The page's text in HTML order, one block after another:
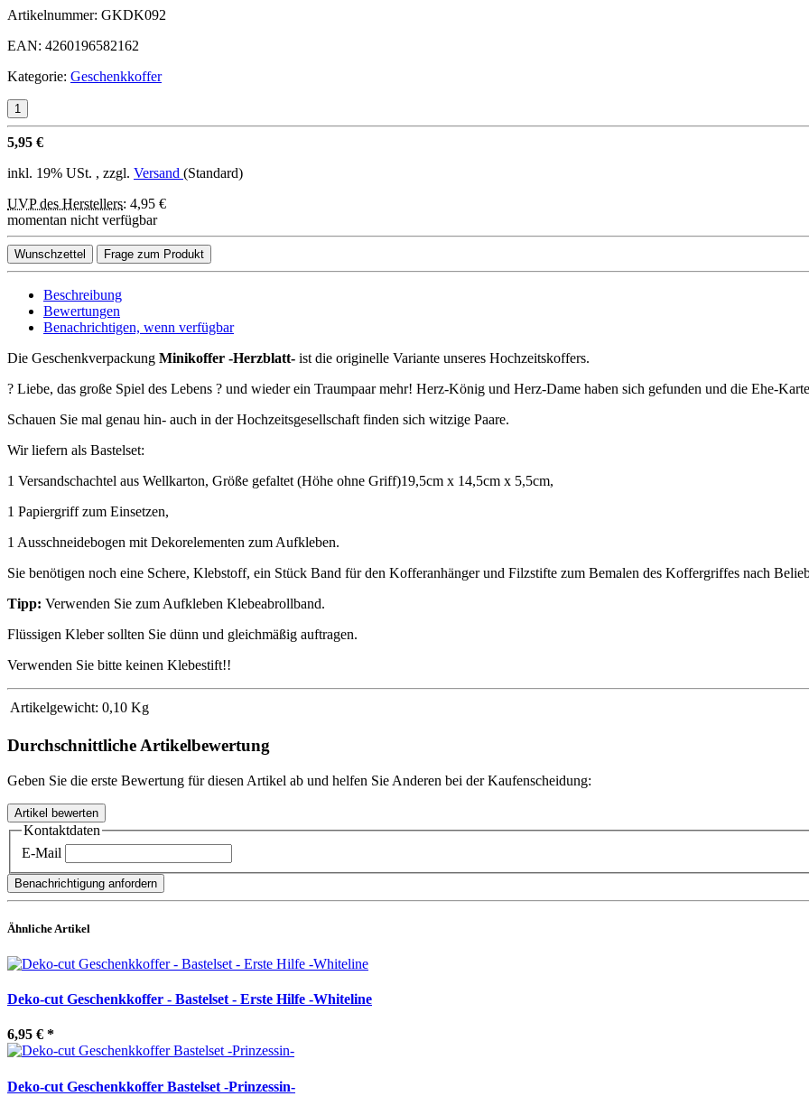
Artikelnummer: GKDK092
EAN: 4260196582162
Kategorie: Geschenkkoffer
5,95 €
inkl. 19% USt. , zzgl. Versand (Standard)
UVP des Herstellers: 4,95 €
momentan nicht verfügbar
Wunschzettel Frage zum Produkt
Beschreibung
Bewertungen
Benachrichtigen, wenn verfügbar
Die Geschenkverpackung Minikoffer -Herzblatt- ist die originelle Variante unseres Hochzeitskoffers.
? Liebe, das große Spiel des Lebens ? und wieder ein Traumpaar mehr! Herz-König und Herz-Dame haben sich gefunden und die Ehe-
Schauen Sie mal genau hin- auch in der Hochzeitsgesellschaft finden sich witzige Paare.
Wir liefern als Bastelset:
1 Versandschachtel aus Wellkarton, Größe gefaltet (Höhe ohne Griff)19,5cm x 14,5cm x 5,5cm,
1 Papiergriff zum Einsetzen,
1 Ausschneidebogen mit Dekorelementen zum Aufkleben.
Sie benötigen noch eine Schere, Klebstoff, ein Stück Band für den Kofferanhänger und Filzstifte zum Bemalen des Koffergriffes nach
Tipp: Verwenden Sie zum Aufkleben Klebeabrollband.
Flüssigen Kleber sollten Sie dünn und gleichmäßig auftragen.
Verwenden Sie bitte keinen Klebestift!!
Artikelgewicht: 0,10 Kg
Durchschnittliche Artikelbewertung
Geben Sie die erste Bewertung für diesen Artikel ab und helfen Sie Anderen bei der Kaufenscheidung:
Kontaktdaten
E-Mail
Benachrichtigung anfordern
Ähnliche Artikel
Deko-cut Geschenkkoffer - Bastelset - Erste Hilfe -Whiteline
6,95 € *
Deko-cut Geschenkkoffer Bastelset -Prinzessin-